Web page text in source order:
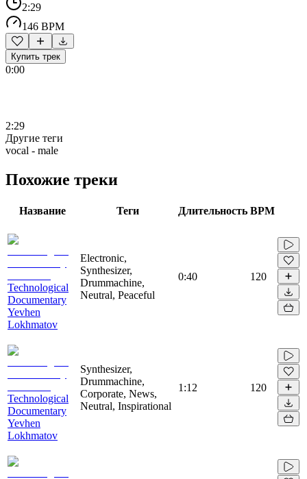
2:29
146 BPM
Купить трек
0:00
2:29
Другие теги
vocal - male
Похожие треки
Название Теги Длительность BPM
Technological
Documentary
Yevhen
Lokhmatov
Electronic,
Synthesizer,
Drummachine,
Neutral, Peaceful
0:40 120
Technological
Documentary
Yevhen
Lokhmatov
Synthesizer,
Drummachine,
Corporate, News,
Neutral, Inspirational
1:12 120